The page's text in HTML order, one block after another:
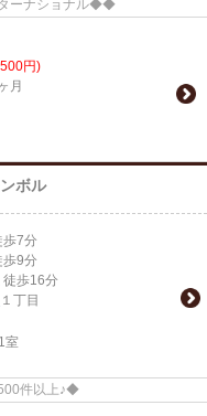
ーナショナル◆◆
円)
月
ボル
歩7分
歩9分
徒歩16分
１丁目
1室
件以上♪◆